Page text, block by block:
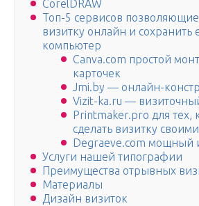
CorelDRAW
Топ-5 сервисов позволяющие
визитку онлайн и сохранить
компьютер
Canva.com простой
карточек
Jmi.by — онлайн-
Vizit-ka.ru —
Printmaker.pro для тех,
сделать визитку
Degraeve.com мощный
Услуги нашей типографии
Преимущества отрывных
Материалы
Дизайн визиток